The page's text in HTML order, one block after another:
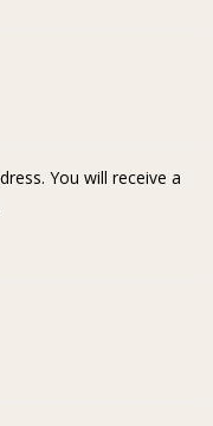
You will receive a